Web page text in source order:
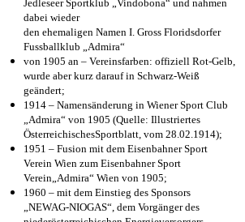
Jedleseer Sportklub „Vindobona“ und nahmen
dabei wieder
den ehemaligen Namen I. Gross Floridsdorfer
Fussballklub „Admira“
von 1905 an – Vereinsfarben: offiziell Rot-Gelb,
wurde aber kurz darauf in Schwarz-Weiß
geändert;
1914 – Namensänderung in Wiener Sport Club
„Admira“ von 1905 (Quelle: Illustriertes
ÖsterreichischesSportblatt, vom 28.02.1914);
1951 – Fusion mit dem Eisenbahner Sport
Verein Wien zum Eisenbahner Sport
Verein„Admira“ Wien von 1905;
1960 – mit dem Einstieg des Sponsors
„NEWAG-NIOGAS“, dem Vorgänger des